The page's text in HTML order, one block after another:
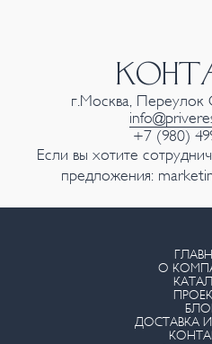
г.Москва, Переулок
+7 (980)
Если вы хотите
предложения:
О
ДОСТАВКА